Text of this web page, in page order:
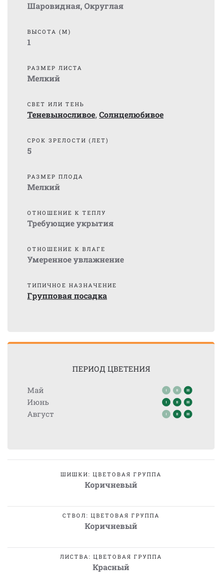
Шаровидная, Округлая
ВЫСОТА (М)
1
РАЗМЕР ЛИСТА
Мелкий
СВЕТ ИЛИ ТЕНЬ
Теневыносливое, Солнцелюбивое
СРОК ЗРЕЛОСТИ (ЛЕТ)
5
РАЗМЕР ПЛОДА
Мелкий
ОТНОШЕНИЕ К ТЕПЛУ
Требующие укрытия
ОТНОШЕНИЕ К ВЛАГЕ
Умеренное увлажнение
ТИПИЧНОЕ НАЗНАЧЕНИЕ
Групповая посадка
ПЕРИОД ЦВЕТЕНИЯ
Май
Июнь
Август
ШИШКИ: ЦВЕТОВАЯ ГРУППА
Коричневый
СТВОЛ: ЦВЕТОВАЯ ГРУППА
Коричневый
ЛИСТВА: ЦВЕТОВАЯ ГРУППА
Красный